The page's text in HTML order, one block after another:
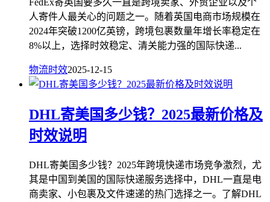
FedEx寄英国要多久一直是跨境卖家、外贸企业以及个
人寄件人最关心的问题之一。随着英国电商市场规模在
2024年突破1200亿英镑，跨境包裹数量年增长率稳定在
8%以上，选择时效稳定、清关能力强的国际快递...
物流时效2025-12-15
DHL寄美国多少钱？2025最新价格及
时效说明
DHL寄美国多少钱？2025年跨境快递市场竞争激烈，尤
其是中国到美国的国际快递服务选择中，DHL一直是电
商卖家、小包裹及文件速递的热门选择之一。了解DHL